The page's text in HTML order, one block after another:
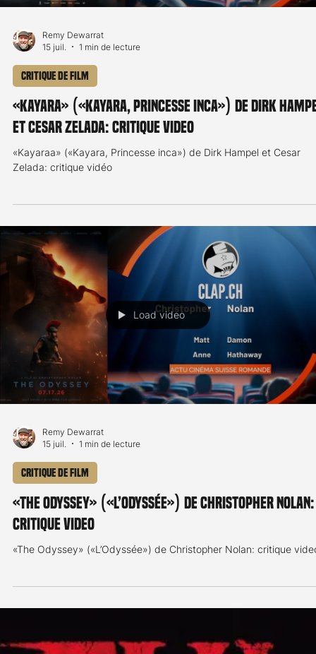
«De la Comédie-Française» de Martin Darondeau et Bertrand
Remy Dewarrat
15 juil.
1 min de lecture
Critique de film
«Kayara» («Kayara, Princesse inca») de Dirk
et Cesar Zelada: critique video
«Kayaraa» («Kayara, Princesse inca») de Dirk Hampel et Cesar